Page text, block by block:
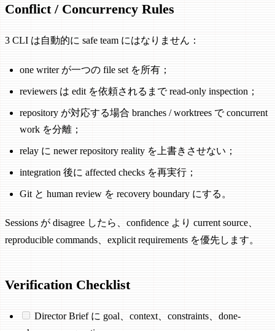
Conflict / Concurrency Rules
3 CLI は自動的に safe team にはなりません：
one writer が一つの file set を所有；
reviewers は edit を依頼されるまで read-only inspection；
repository が対応する場合 branches / worktrees で concurrent
work を分離；
relay に newer repository reality を上書きさせない；
integration 後に affected checks を再実行；
Git と human review を recovery boundary にする。
Sessions が disagree したら、confidence より current source、
reproducible commands、explicit requirements を優先します。
Verification Checklist
Director Brief に goal、context、constraints、done-